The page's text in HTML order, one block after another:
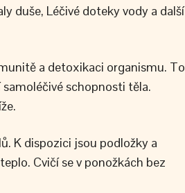
duše, Léčivé doteky vody a další
a detoxikaci organismu. To
schopnosti těla.
K dispozici jsou podložky a
Cvičí se v ponožkách bez